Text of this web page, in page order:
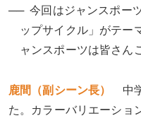
今回はジャンスポー
ップサイクル」がテー
ャンスポーツは皆さん
鹿間（副シーン長）
中
た。カラーバリエーショ